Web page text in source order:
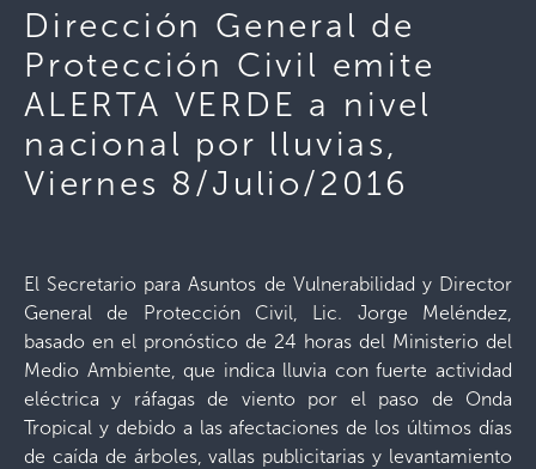
Dirección General de
Protección Civil emite
ALERTA VERDE a nivel
nacional por lluvias,
Viernes 8/Julio/2016
El Secretario para Asuntos de Vulnerabilidad y Director
General de Protección Civil, Lic. Jorge Meléndez,
basado en el pronóstico de 24 horas del Ministerio del
Medio Ambiente, que indica lluvia con fuerte actividad
eléctrica y ráfagas de viento por el paso de Onda
Tropical y debido a las afectaciones de los últimos días
de caída de árboles, vallas publicitarias y levantamiento